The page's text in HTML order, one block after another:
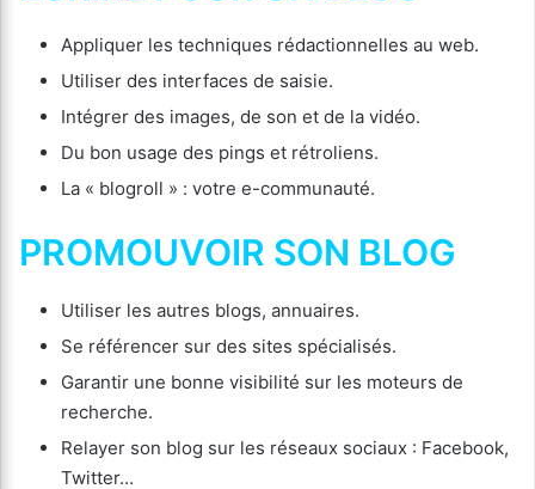
Appliquer les techniques rédactionnelles au web.
Utiliser des interfaces de saisie.
Intégrer des images, de son et de la vidéo.
Du bon usage des pings et rétroliens.
La « blogroll » : votre e-communauté.
PROMOUVOIR SON BLOG
Utiliser les autres blogs, annuaires.
Se référencer sur des sites spécialisés.
Garantir une bonne visibilité sur les moteurs de
recherche.
Relayer son blog sur les réseaux sociaux : Facebook,
Twitter…